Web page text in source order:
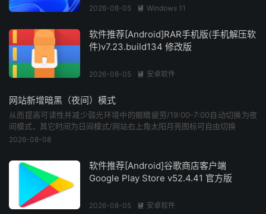
2026-08-05  Windows 11
软件推荐[Android]RAR手机版(手机解压软
件)v7.23.build134 修改版
2026-08-05  安卓软件
网站新增暗黑（夜间）模式
从而提高可读性并减少弱光环境中的眼睛疲劳/19:00-7:00自动切换为夜
间模式，其它时间为日间模式/网站右上角太阳月亮图标可自由切换
2026-08-08
软件推荐[Android]谷歌商店客户端
Google Play Store v52.4.41 官方版
2026-08-05  安卓软件